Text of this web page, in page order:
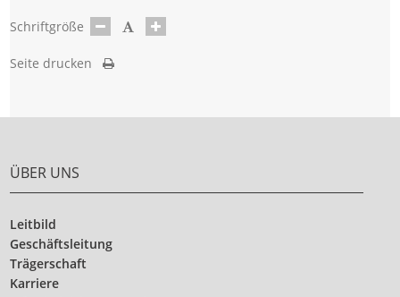
Schriftgröße
Seite drucken
ÜBER UNS
Leitbild
Geschäftsleitung
Trägerschaft
Karriere